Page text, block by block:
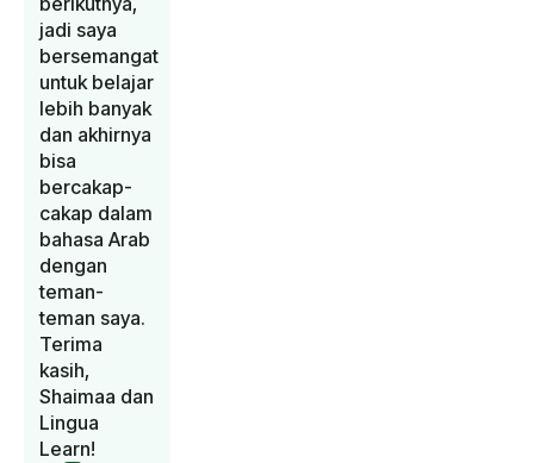
jadi saya
bersemangat
untuk belajar
lebih banyak
dan akhirnya
bisa
bercakap-
cakap dalam
bahasa Arab
dengan
teman-
teman saya.
Terima
kasih,
Shaimaa dan
Lingua
Learn!